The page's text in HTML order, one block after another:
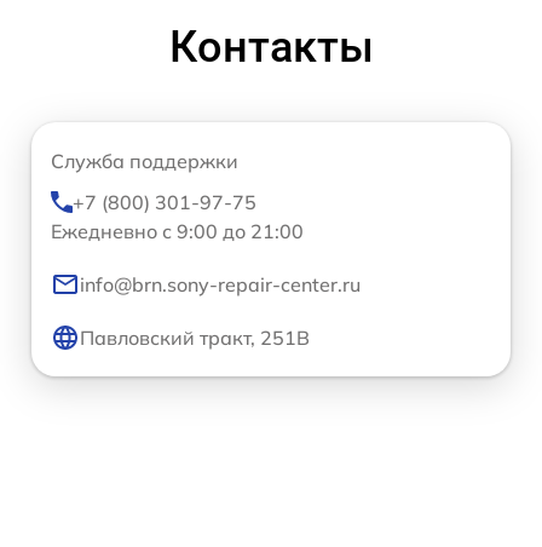
Контакты
Служба поддержки
+7 (800) 301-97-75
Ежедневно с 9:00 до 21:00
info@brn.sony-repair-center.ru
Павловский тракт, 251В